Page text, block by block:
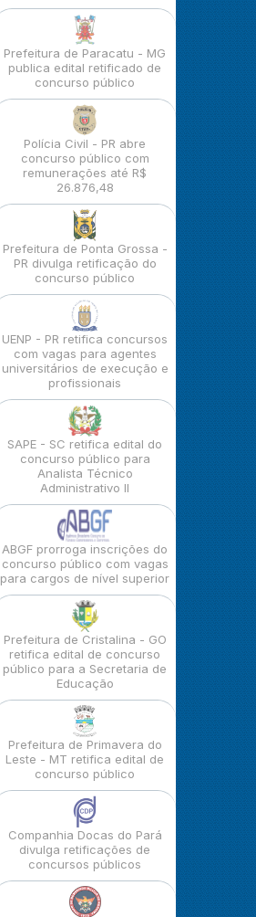
Prefeitura de Paracatu - MG
publica edital retificado de
concurso público
Polícia Civil - PR abre
concurso público com
remunerações até R$
26.876,48
Prefeitura de Ponta Grossa -
PR divulga retificação do
concurso público
UENP - PR retifica concursos
com vagas para agentes
universitários de execução e
profissionais
SAPE - SC retifica edital do
concurso público para
Analista Técnico
Administrativo II
ABGF prorroga inscrições do
concurso público com vagas
para cargos de nível superior
Prefeitura de Cristalina - GO
retifica edital de concurso
público para a Secretaria de
Educação
Prefeitura de Primavera do
Leste - MT retifica edital de
concurso público
Companhia Docas do Pará
divulga retificações de
concursos públicos